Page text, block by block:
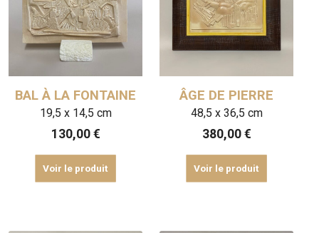
BAL À LA FONTAINE
19,5 x 14,5 cm
130,00 €
Voir le produit
ÂGE DE PIERRE
48,5 x 36,5 cm
380,00 €
Voir le produit